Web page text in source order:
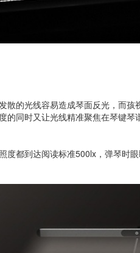
散的光线容易造成琴面反光，而
的同时又让光线精准聚焦在琴键琴
度都到达阅读标准500lx，弹琴时